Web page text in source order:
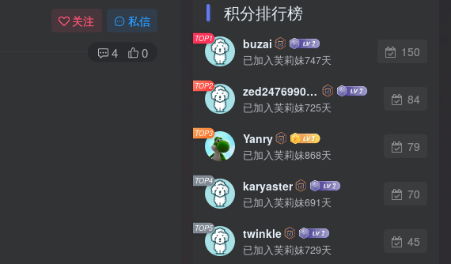
关注 私信
4 0
积分排行榜
TOP1 buzai
已加入芙莉妹747天
150
TOP2 zed2476990542
已加入芙莉妹725天
84
TOP3 Yanry
已加入芙莉妹868天
79
TOP4 karyaster
已加入芙莉妹691天
70
TOP5 twinkle
已加入芙莉妹729天
45